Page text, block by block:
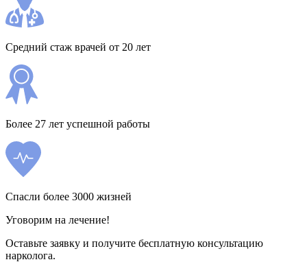
Средний стаж врачей от 20 лет
Более 27 лет успешной работы
Спасли более 3000 жизней
Уговорим на лечение!
Оставьте заявку и получите бесплатную консультацию
нарколога.